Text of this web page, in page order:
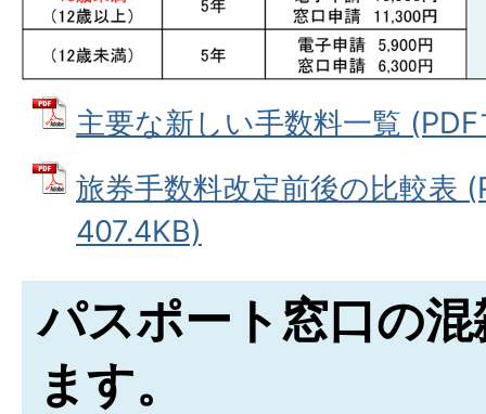
主要な新しい手数料一覧
旅券手数料改定前後の比較表
407.4KB)
パスポート窓口の
ます。